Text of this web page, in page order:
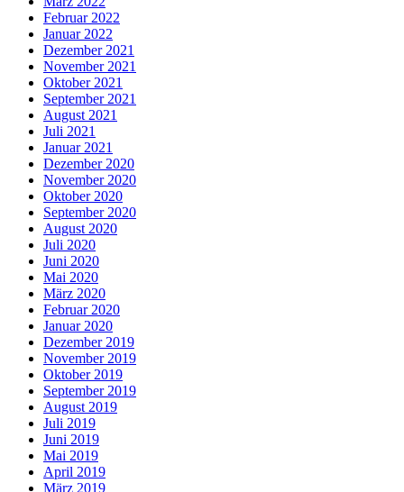
Februar 2022
Januar 2022
Dezember 2021
November 2021
Oktober 2021
September 2021
August 2021
Juli 2021
Januar 2021
Dezember 2020
November 2020
Oktober 2020
September 2020
August 2020
Juli 2020
Juni 2020
Mai 2020
März 2020
Februar 2020
Januar 2020
Dezember 2019
November 2019
Oktober 2019
September 2019
August 2019
Juli 2019
Juni 2019
Mai 2019
April 2019
März 2019